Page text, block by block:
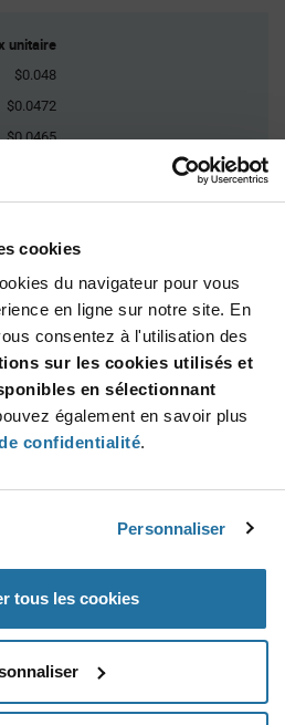
cookies
du navigateur pour vous
en ligne sur notre site. En
consentez à l'utilisation des
sur les cookies utilisés et
en sélectionnant
également en savoir plus
confidentialité.
Personnaliser
tous les cookies
unitaire
$0.048
$0.0472
$0.0465
$0.0447
$0.048 / Stock: 0
$0.048 / Stock: 372 000
$0.048 / Stock: 0
- Caractéristiques
- Spécifications du produit